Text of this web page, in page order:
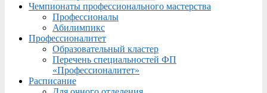
Чемпионаты профессионального мастерства
Профессионалы
Абилимпикс
Профессионалитет
Образовательный кластер
Перечень специальностей ФП
«Профессионалитет»
Расписание